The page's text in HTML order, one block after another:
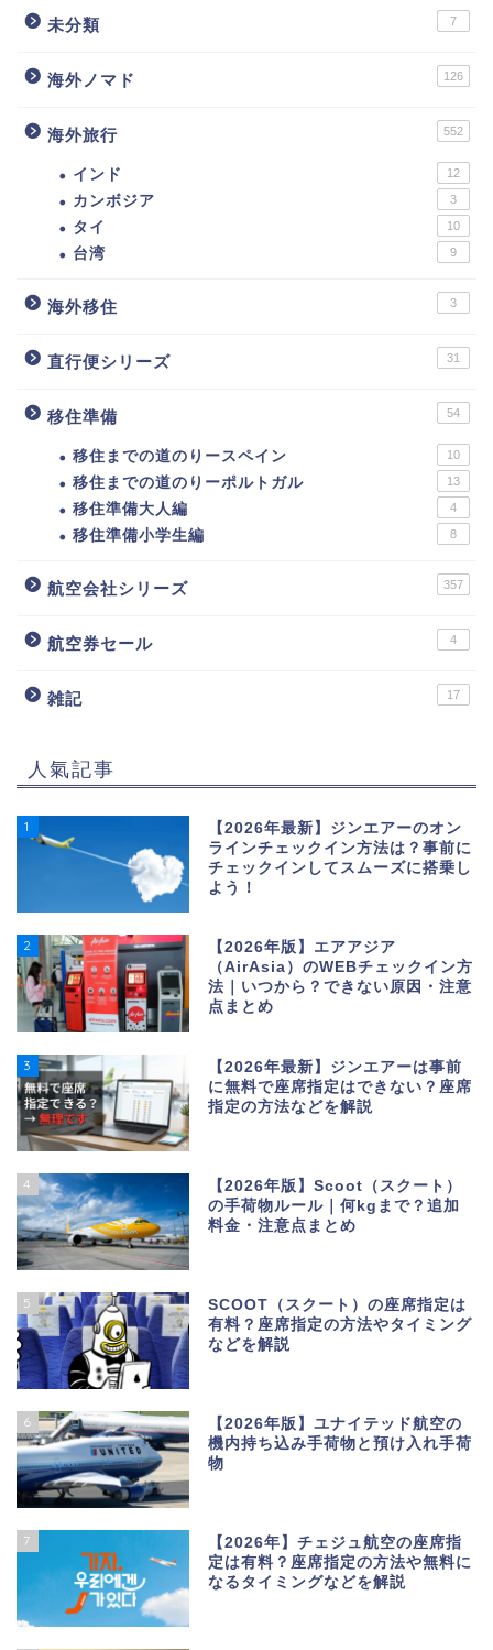
未分類 7
海外ノマド 126
海外旅行 552
インド 12
カンボジア 3
タイ 10
台湾 9
海外移住 3
直行便シリーズ 31
移住準備 54
移住までの道のりースペイン 10
移住までの道のりーポルトガル 13
移住準備大人編 4
移住準備小学生編 8
航空会社シリーズ 357
航空券セール 4
雑記 17
人氣記事
1
【2026年最新】ジンエアーのオン
ラインチェックイン方法は？事前に
チェックインしてスムーズに搭乗し
よう！
2
【2026年版】エアアジア
（AirAsia）のWEBチェックイン方
法｜いつから？できない原因・注意
点まとめ
3
【2026年最新】ジンエアーは事前
に無料で座席指定はできない？座席
指定の方法などを解説
4
【2026年版】Scoot（スクート）
の手荷物ルール｜何kgまで？追加
料金・注意点まとめ
5
SCOOT（スクート）の座席指定は
有料？座席指定の方法やタイミング
などを解説
6
【2026年版】ユナイテッド航空の
機内持ち込み手荷物と預け入れ手荷
物
7
【2026年】チェジュ航空の座席指
定は有料？座席指定の方法や無料に
なるタイミングなどを解説